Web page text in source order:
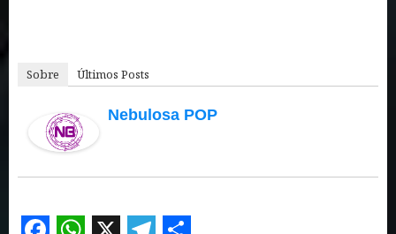
Sobre Últimos Posts
Nebulosa POP